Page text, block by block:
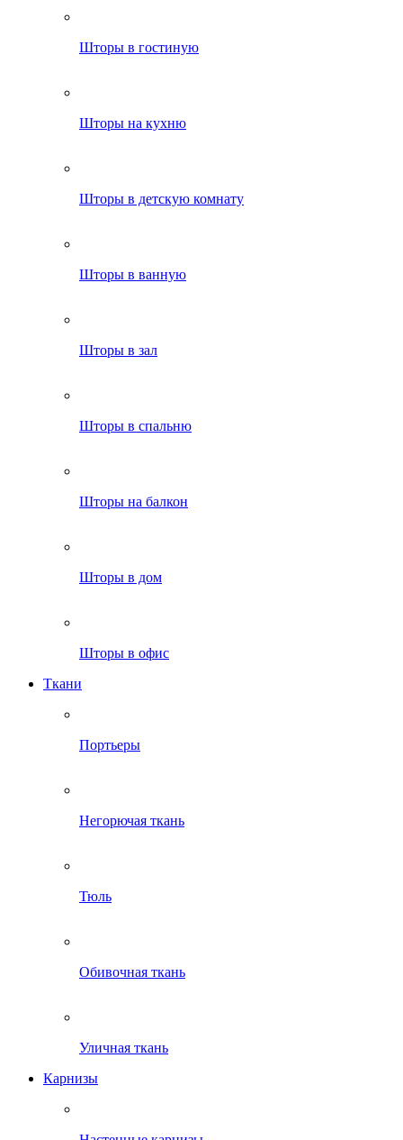
Шторы в гостиную
Шторы на кухню
Шторы в детскую комнату
Шторы в ванную
Шторы в зал
Шторы в спальню
Шторы на балкон
Шторы в дом
Шторы в офис
Ткани
Портьеры
Негорючая ткань
Тюль
Обивочная ткань
Уличная ткань
Карнизы